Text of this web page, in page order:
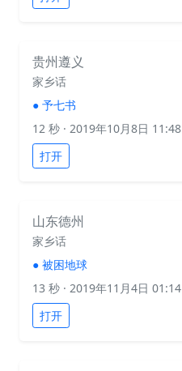
贵州遵义
家乡话
● 予七书
12 秒 · 2019年10月8日 11:48
打开
山东德州
家乡话
● 被困地球
13 秒 · 2019年11月4日 01:14
打开